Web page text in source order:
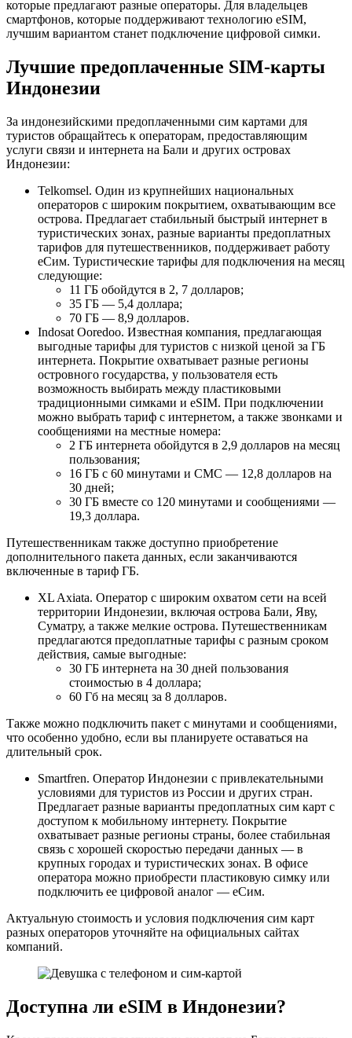
которые предлагают разные операторы. Для владельцев
смартфонов, которые поддерживают технологию eSIM,
лучшим вариантом станет подключение цифровой симки.
Лучшие предоплаченные SIM-карты
Индонезии
За индонезийскими предоплаченными сим картами для
туристов обращайтесь к операторам, предоставляющим
услуги связи и интернета на Бали и других островах
Индонезии:
Telkomsel. Один из крупнейших национальных
операторов с широким покрытием, охватывающим все
острова. Предлагает стабильный быстрый интернет в
туристических зонах, разные варианты предоплатных
тарифов для путешественников, поддерживает работу
еСим. Туристические тарифы для подключения на месяц
следующие:
11 ГБ обойдутся в 2, 7 долларов;
35 ГБ — 5,4 доллара;
70 ГБ — 8,9 долларов.
Indosat Ooredoo. Известная компания, предлагающая
выгодные тарифы для туристов с низкой ценой за ГБ
интернета. Покрытие охватывает разные регионы
островного государства, у пользователя есть
возможность выбирать между пластиковыми
традиционными симками и eSIM. При подключении
можно выбрать тариф с интернетом, а также звонками и
сообщениями на местные номера:
2 ГБ интернета обойдутся в 2,9 долларов на месяц
пользования;
16 ГБ с 60 минутами и СМС — 12,8 долларов на
30 дней;
30 ГБ вместе со 120 минутами и сообщениями —
19,3 доллара.
Путешественникам также доступно приобретение
дополнительного пакета данных, если заканчиваются
включенные в тариф ГБ.
XL Axiata. Оператор с широким охватом сети на всей
территории Индонезии, включая острова Бали, Яву,
Суматру, а также мелкие острова. Путешественникам
предлагаются предоплатные тарифы с разным сроком
действия, самые выгодные:
30 ГБ интернета на 30 дней пользования
стоимостью в 4 доллара;
60 Гб на месяц за 8 долларов.
Также можно подключить пакет с минутами и сообщениями,
что особенно удобно, если вы планируете оставаться на
длительный срок.
Smartfren. Оператор Индонезии с привлекательными
условиями для туристов из России и других стран.
Предлагает разные варианты предоплатных сим карт с
доступом к мобильному интернету. Покрытие
охватывает разные регионы страны, более стабильная
связь с хорошей скоростью передачи данных — в
крупных городах и туристических зонах. В офисе
оператора можно приобрести пластиковую симку или
подключить ее цифровой аналог — еСим.
Актуальную стоимость и условия подключения сим карт
разных операторов уточняйте на официальных сайтах
компаний.
Доступна ли eSIM в Индонезии?